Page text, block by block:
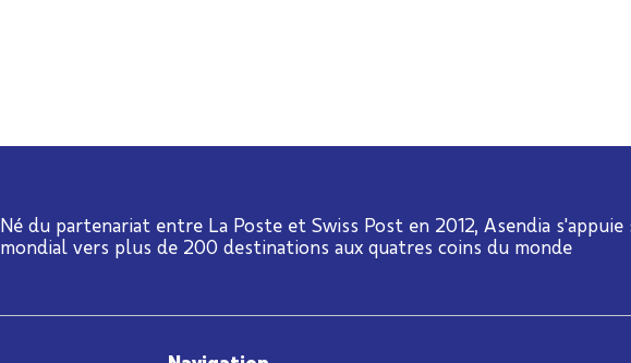
Né du partenariat entre La Poste et Swiss Post en 2012, Asendia s'appuie
mondial vers plus de 200 destinations aux quatres coins du monde